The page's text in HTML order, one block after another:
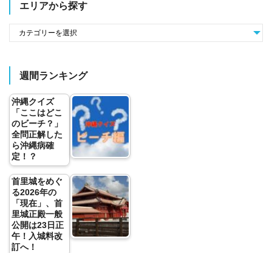
エリアから探す
週間ランキング
沖縄クイズ
「ここはどこ
のビーチ？」
全問正解した
ら沖縄病確
定！？
首里城をめぐ
る2026年の
「現在」、首
里城正殿一般
公開は23日正
午！入城料改
訂へ！